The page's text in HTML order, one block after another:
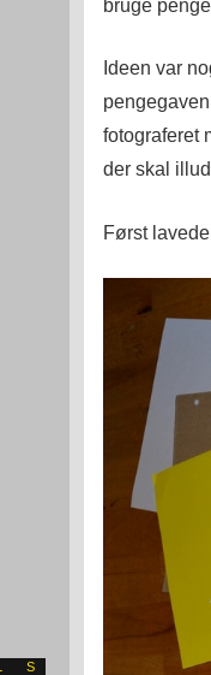
S
bruge
Ideen var
fotograferet
der skal
Først